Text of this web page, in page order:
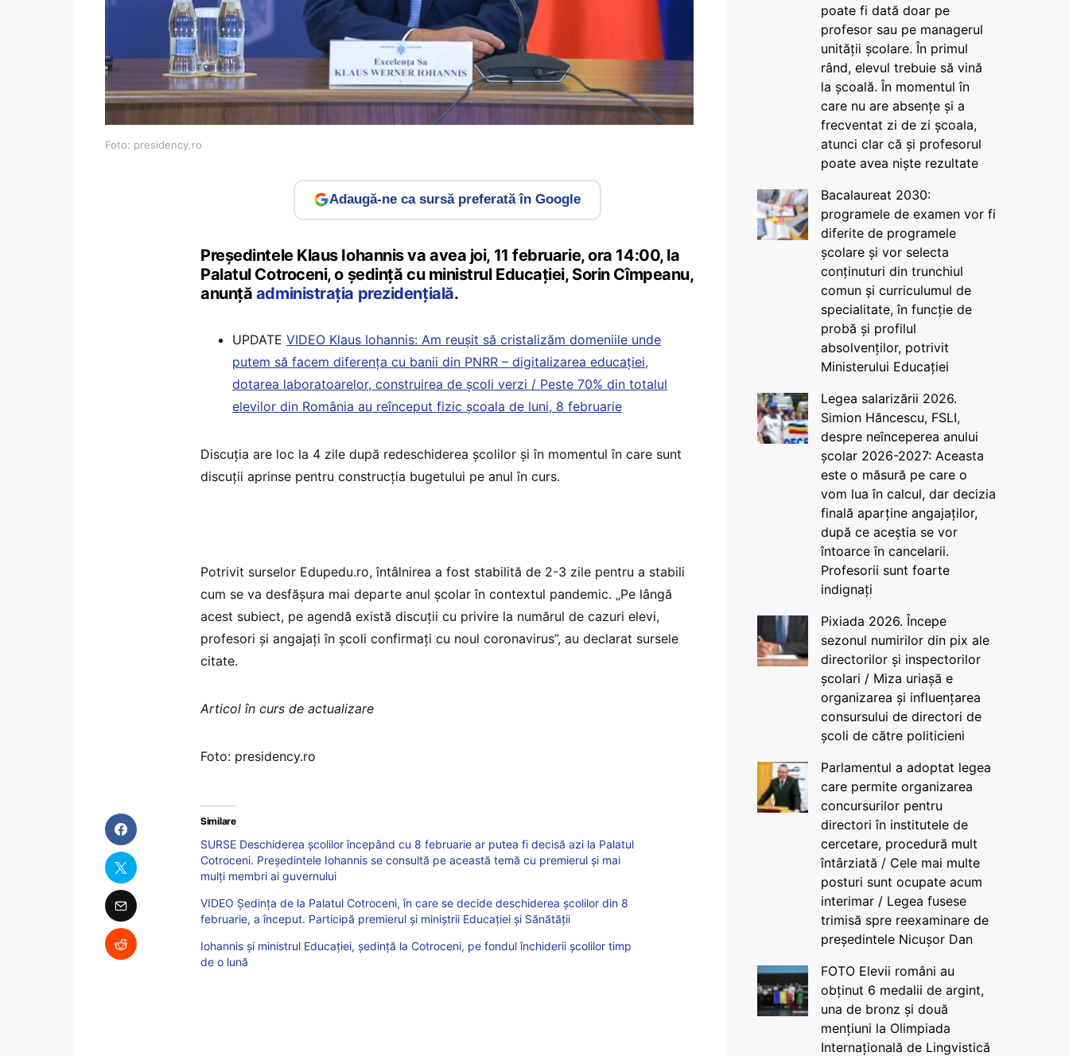
Foto: presidency.ro
Adaugă-ne ca sursă preferată în Google
Președintele Klaus Iohannis va avea joi, 11 februarie, ora 14:00, la
Palatul Cotroceni, o ședință cu ministrul Educației, Sorin Cîmpeanu,
anunță administrația prezidențială.
UPDATE VIDEO Klaus Iohannis: Am reușit să cristalizăm domeniile unde
putem să facem diferența cu banii din PNRR – digitalizarea educației,
dotarea laboratoarelor, construirea de școli verzi / Peste 70% din totalul
elevilor din România au reînceput fizic școala de luni, 8 februarie
Discuția are loc la 4 zile după redeschiderea școlilor și în momentul în care sunt
discuții aprinse pentru construcția bugetului pe anul în curs.
Potrivit surselor Edupedu.ro, întâlnirea a fost stabilită de 2-3 zile pentru a stabili
cum se va desfășura mai departe anul școlar în contextul pandemic. „Pe lângă
acest subiect, pe agendă există discuții cu privire la numărul de cazuri elevi,
profesori și angajați în școli confirmați cu noul coronavirus”, au declarat sursele
citate.
Articol în curs de actualizare
Foto: presidency.ro
Similare
SURSE Deschiderea școlilor începând cu 8 februarie ar putea fi decisă azi la Palatul
Cotroceni. Președintele Iohannis se consultă pe această temă cu premierul și mai
mulți membri ai guvernului
VIDEO Ședința de la Palatul Cotroceni, în care se decide deschiderea școlilor din 8
februarie, a început. Participă premierul și miniștrii Educației și Sănătății
Iohannis și ministrul Educației, ședință la Cotroceni, pe fondul închiderii școlilor timp
de o lună
poate fi dată doar pe
profesor sau pe managerul
unității școlare. În primul
rând, elevul trebuie să vină
la școală. În momentul în
care nu are absențe și a
frecventat zi de zi școala,
atunci clar că și profesorul
poate avea niște rezultate
Bacalaureat 2030:
programele de examen vor fi
diferite de programele
școlare și vor selecta
conținuturi din trunchiul
comun și curriculumul de
specialitate, în funcție de
probă și profilul
absolvenților, potrivit
Ministerului Educației
Legea salarizării 2026.
Simion Hăncescu, FSLI,
despre neînceperea anului
școlar 2026-2027: Aceasta
este o măsură pe care o
vom lua în calcul, dar decizia
finală aparține angajaților,
după ce aceștia se vor
întoarce în cancelarii.
Profesorii sunt foarte
indignați
Pixiada 2026. Începe
sezonul numirilor din pix ale
directorilor și inspectorilor
școlari / Miza uriașă e
organizarea și influențarea
consursului de directori de
școli de către politicieni
Parlamentul a adoptat legea
care permite organizarea
concursurilor pentru
directori în institutele de
cercetare, procedură mult
întârziată / Cele mai multe
posturi sunt ocupate acum
interimar / Legea fusese
trimisă spre reexaminare de
președintele Nicușor Dan
FOTO Elevii români au
obținut 6 medalii de argint,
una de bronz și două
mențiuni la Olimpiada
Internațională de Lingvistică